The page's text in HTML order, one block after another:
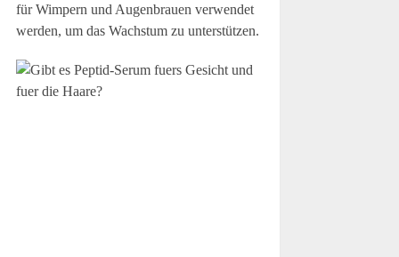
für Wimpern und Augenbrauen verwendet
werden, um das Wachstum zu unterstützen.